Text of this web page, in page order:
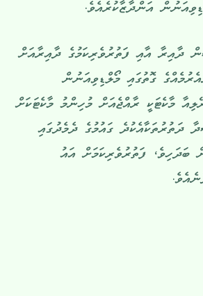
އަންދާޒާކުރެއެވެ.
ދާއިރާ އާއި ފަތުރުވެރިކަމުގެ ދާއިރާއަށް
ގޮތުގައި މޯލްޑިވިއަނުން
މާކެޓަކީ ރާއްޖެއަށް މުހިންމު މާކެޓަކަށް
ދަތުރުތަކާއެކުދެ ގައުމުގެ ދެމެދުގައި
ފަތުރުވެރިކަމަށް އައު